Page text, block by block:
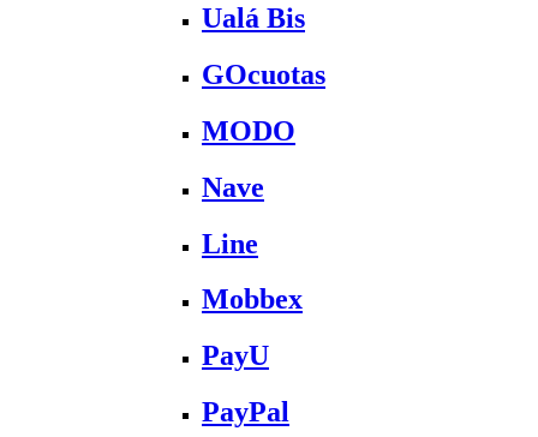
Ualá Bis
GOcuotas
MODO
Nave
Line
Mobbex
PayU
PayPal